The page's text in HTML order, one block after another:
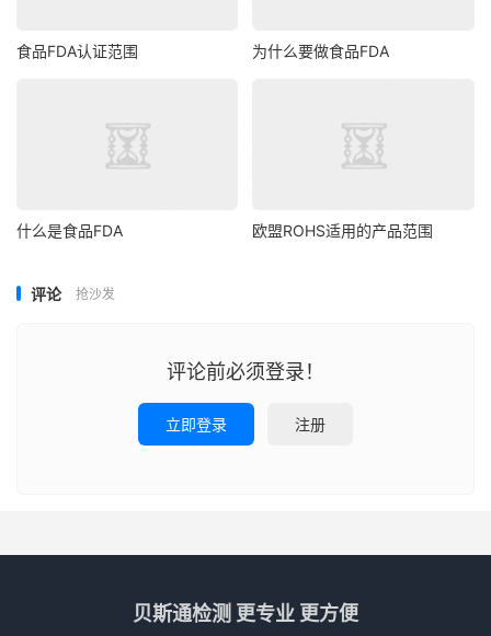
食品FDA认证范围 为什么要做食品FDA
什么是食品FDA 欧盟ROHS适用的产品范围
评论 抢沙发
评论前必须登录！
立即登录 注册
贝斯通检测 更专业 更方便